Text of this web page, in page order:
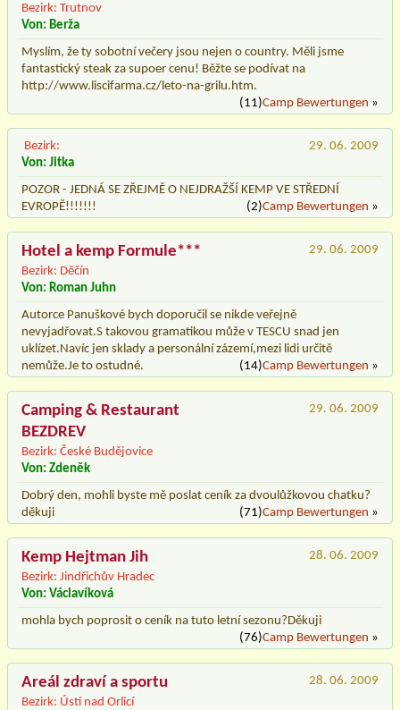
Bezirk: Trutnov
Von: Berža
Myslím, že ty sobotní večery jsou nejen o country. Měli jsme
fantastický steak za supoer cenu! Běžte se podívat na
http://www.liscifarma.cz/leto-na-grilu.htm.
(11)Camp Bewertungen »
Bezirk:
29. 06. 2009
Von: Jitka
POZOR - JEDNÁ SE ZŘEJMĚ O NEJDRAŽŠÍ KEMP VE STŘEDNÍ
EVROPĚ!!!!!!!
(2)Camp Bewertungen »
Hotel a kemp Formule***
Bezirk: Děčín
29. 06. 2009
Von: Roman Juhn
Autorce Panuškové bych doporučil se nikde veřejně
nevyjadřovat.S takovou gramatikou může v TESCU snad jen
uklízet.Navíc jen sklady a personální zázemí,mezi lidi určitě
nemůže.Je to ostudné.
(14)Camp Bewertungen »
Camping & Restaurant
BEZDREV
Bezirk: České Budějovice
29. 06. 2009
Von: Zdeněk
Dobrý den, mohli byste mě poslat ceník za dvoulůžkovou chatku?
děkuji
(71)Camp Bewertungen »
Kemp Hejtman Jih
Bezirk: Jindřichův Hradec
28. 06. 2009
Von: Václavíková
mohla bych poprosit o ceník na tuto letní sezonu?Děkuji
(76)Camp Bewertungen »
Areál zdraví a sportu
Bezirk: Ústí nad Orlicí
28. 06. 2009